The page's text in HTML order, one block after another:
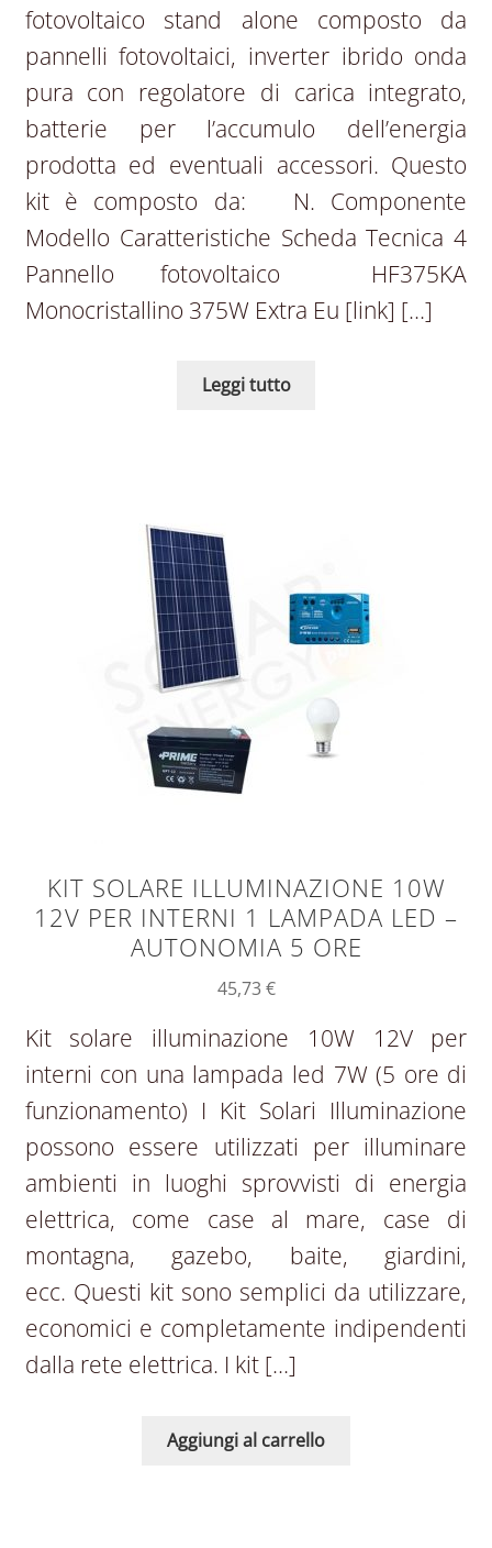
fotovoltaico stand alone composto da
pannelli fotovoltaici, inverter ibrido onda
pura con regolatore di carica integrato,
batterie per l’accumulo dell’energia
prodotta ed eventuali accessori. Questo
kit è composto da: N. Componente
Modello Caratteristiche Scheda Tecnica 4
Pannello fotovoltaico HF375KA
Monocristallino 375W Extra Eu [link] […]
Leggi tutto
KIT SOLARE ILLUMINAZIONE 10W
12V PER INTERNI 1 LAMPADA LED –
AUTONOMIA 5 ORE
45,73€
Kit solare illuminazione 10W 12V per
interni con una lampada led 7W (5 ore di
funzionamento) I Kit Solari Illuminazione
possono essere utilizzati per illuminare
ambienti in luoghi sprovvisti di energia
elettrica, come case al mare, case di
montagna, gazebo, baite, giardini,
ecc. Questi kit sono semplici da utilizzare,
economici e completamente indipendenti
dalla rete elettrica. I kit […]
Aggiungi al carrello